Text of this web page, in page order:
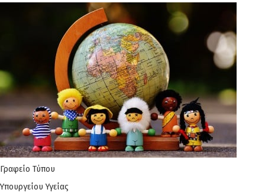
Γραφείο Τύπου
Υπουργείου Υγείας